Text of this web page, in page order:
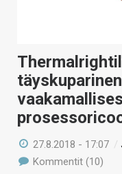
27.8.2018 - 17:07 /
Kommentit (10)